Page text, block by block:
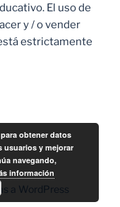
El uso de
y / o vender
estrictamente
a WordPress
obtener datos
usuarios y mejorar
navegando,
información